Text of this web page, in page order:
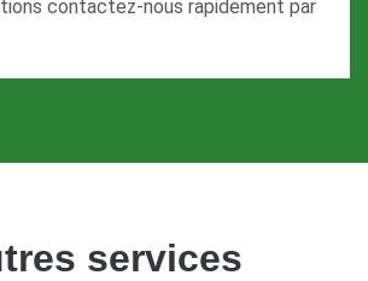
contactez-nous rapidement par
services